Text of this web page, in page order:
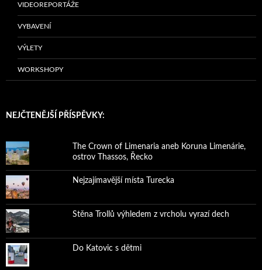
VIDEOREPORTÁŽE
VYBAVENÍ
VÝLETY
WORKSHOPY
NEJČTENĚJŠÍ PŘÍSPĚVKY:
The Crown of Limenaria aneb Koruna Limenárie,
ostrov Thassos, Řecko
Nejzajímavější místa Turecka
Stěna Trollů výhledem z vrcholu vyrazí dech
Do Katovic s dětmi